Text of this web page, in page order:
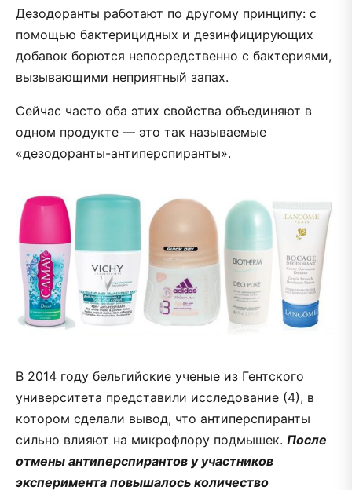
Дезодоранты работают по другому принципу: с
помощью бактерицидных и дезинфицирующих
добавок борются непосредственно с бактериями,
вызывающими неприятный запах.
Сейчас часто оба этих свойства объединяют в
одном продукте — это так называемые
«дезодоранты-антиперспиранты».
В 2014 году бельгийские ученые из Гентского
университета представили исследование (4), в
котором сделали вывод, что антиперспиранты
сильно влияют на микрофлору подмышек. После
отмены антиперспирантов у участников
эксперимента повышалось количество